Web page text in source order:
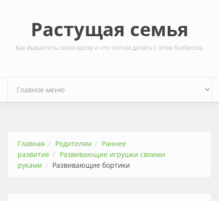
Растущая семья
Как вырастить свою кроху и что потом делать с этим балбесом.
Главная Родителям
Раннее
развитие
Развивающие игрушки своими
руками
Развивающие бортики